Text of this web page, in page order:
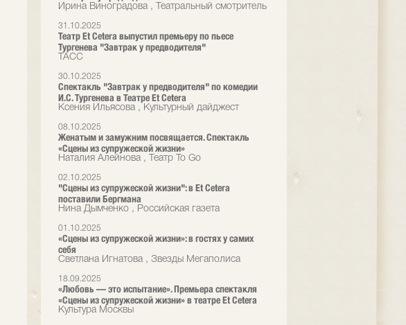
Ирина Виноградова , Театральный смотритель
31.10.2025
Театр Et Cetera выпустил премьеру по пьесе
Тургенева "Завтрак у предводителя"
ТАСС
30.10.2025
Спектакль "Завтрак у предводителя" по комедии
И.С. Тургенева в Театре Et Cetera
Ксения Ильясова , Культурный дайджест
08.10.2025
Женатым и замужним посвящается. Спектакль
«Сцены из супружеской жизни»
Наталия Алейнова , Театр To Go
02.10.2025
"Сцены из супружеской жизни": в Et Cetera
поставили Бергмана
Нина Дымченко , Российская газета
01.10.2025
«Сцены из супружеской жизни»: в гостях у самих
себя
Светлана Игнатова , Звезды Мегаполиса
18.09.2025
«Любовь — это испытание». Премьера спектакля
«Сцены из супружеской жизни» в театре Et Cetera
Культура Москвы